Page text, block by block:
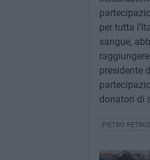
per tutta
sangue,
presidente
donatori di
PIETRO